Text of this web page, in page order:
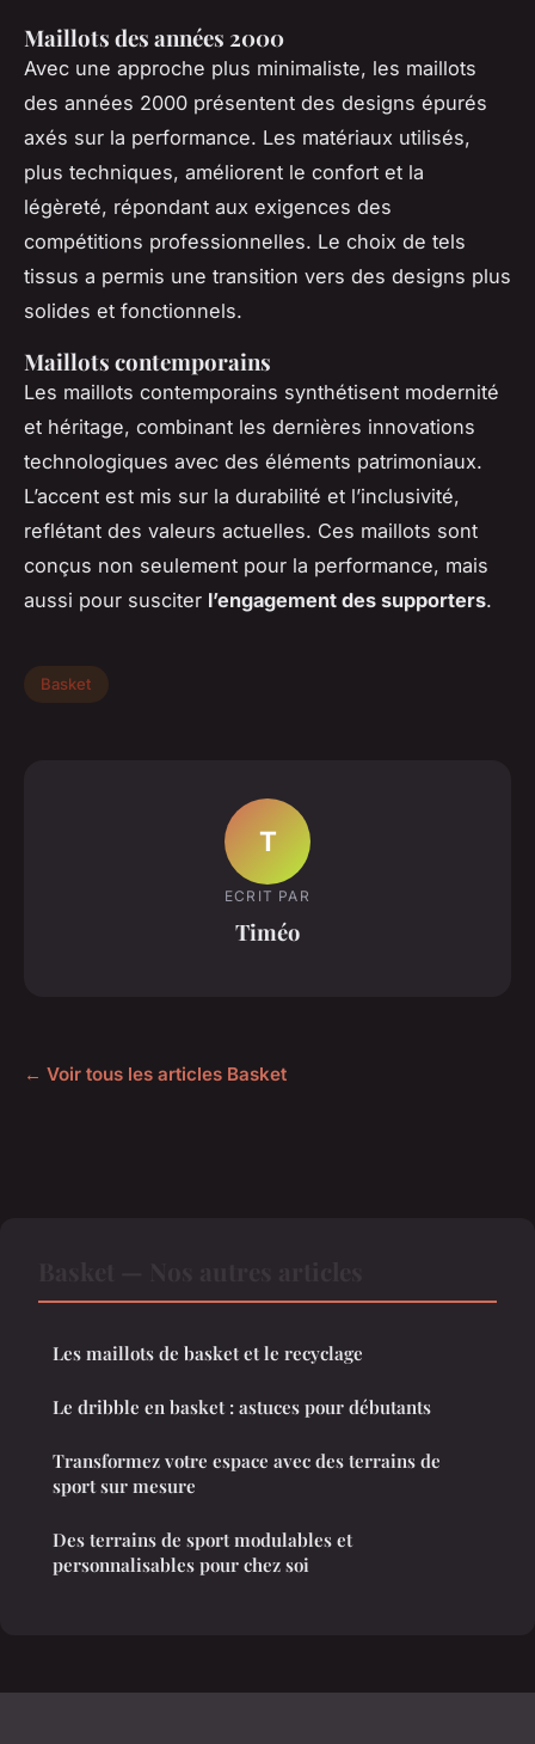
Maillots des années 2000
Avec une approche plus minimaliste, les maillots
des années 2000 présentent des designs épurés
axés sur la performance. Les matériaux utilisés,
plus techniques, améliorent le confort et la
légèreté, répondant aux exigences des
compétitions professionnelles. Le choix de tels
tissus a permis une transition vers des designs plus
solides et fonctionnels.
Maillots contemporains
Les maillots contemporains synthétisent modernité
et héritage, combinant les dernières innovations
technologiques avec des éléments patrimoniaux.
L’accent est mis sur la durabilité et l’inclusivité,
reflétant des valeurs actuelles. Ces maillots sont
conçus non seulement pour la performance, mais
aussi pour susciter l’engagement des supporters.
Basket
T
ECRIT PAR
Timéo
← Voir tous les articles Basket
Les maillots de basket et le recyclage
Le dribble en basket : astuces pour débutants
Transformez votre espace avec des terrains de
sport sur mesure
Des terrains de sport modulables et
personnalisables pour chez soi